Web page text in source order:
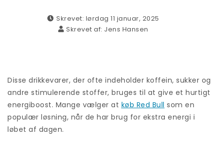
Skrevet: lørdag 11 januar, 2025
Skrevet af: Jens Hansen
Disse drikkevarer, der ofte indeholder koffein, sukker og
andre stimulerende stoffer, bruges til at give et hurtigt
energiboost. Mange vælger at køb Red Bull som en
populær løsning, når de har brug for ekstra energi i
løbet af dagen.